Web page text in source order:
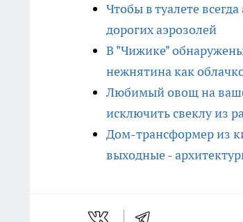
Чтобы в туалете
дорогих аэрозолей
В "Чижике"
нежнятина как
Любимый овощ на
исключить свеклу из
Дом-трансформер из
выходные -